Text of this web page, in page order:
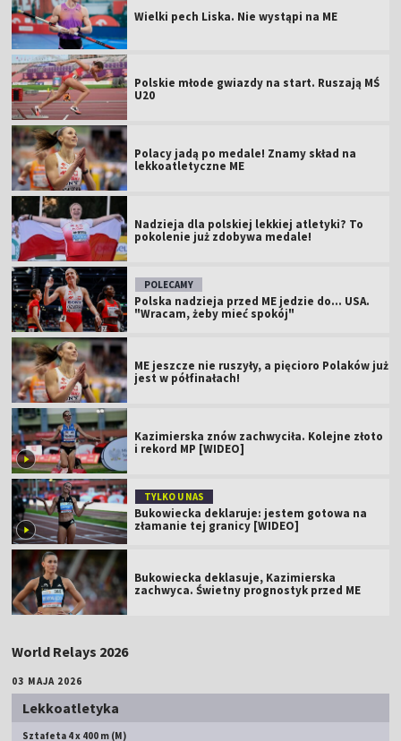
Wielki pech Liska. Nie wystąpi na ME
Polskie młode gwiazdy na start. Ruszają MŚ
U20
Polacy jadą po medale! Znamy skład na
lekkoatletyczne ME
Nadzieja dla polskiej lekkiej atletyki? To
pokolenie już zdobywa medale!
POLECAMY
Polska nadzieja przed ME jedzie do... USA.
"Wracam, żeby mieć spokój"
ME jeszcze nie ruszyły, a pięcioro Polaków już
jest w półfinałach!
Kazimierska znów zachwyciła. Kolejne złoto
i rekord MP [WIDEO]
TYLKO U NAS
Bukowiecka deklaruje: jestem gotowa na
złamanie tej granicy [WIDEO]
Bukowiecka deklasuje, Kazimierska
zachwyca. Świetny prognostyk przed ME
World Relays 2026
03 MAJA 2026
Lekkoatletyka
Sztafeta 4 x 400 m (M)